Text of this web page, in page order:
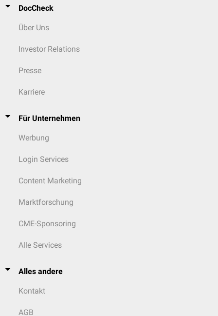
DocCheck
Über Uns
Investor Relations
Presse
Karriere
Für Unternehmen
Werbung
Login Services
Content Marketing
Marktforschung
CME-Sponsoring
Alle Services
Alles andere
Kontakt
AGB